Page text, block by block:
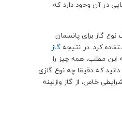
در آن وجود دارد که
نوع گاز برای پانسمان
کرد. در نتیجهگاز
این مطلب، همه چیز را
که دقیقا چه نوع گازی
خاص، از گاز وازلینه